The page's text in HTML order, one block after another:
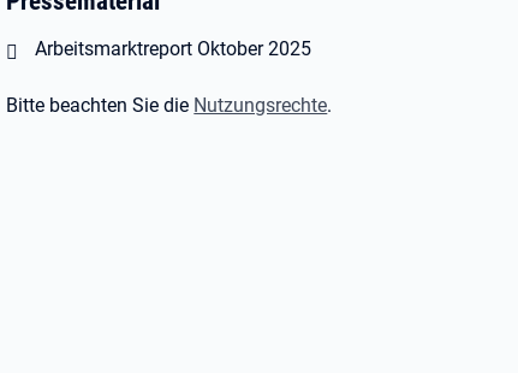
Öffnet in neuem Tab
Arbeitsmarktreport Oktober 2025
Bitte beachten Sie die Nutzungsrechte.